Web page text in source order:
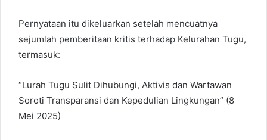
Pernyataan itu dikeluarkan setelah mencuatnya
sejumlah pemberitaan kritis terhadap Kelurahan Tugu,
termasuk:
“Lurah Tugu Sulit Dihubungi, Aktivis dan Wartawan
Soroti Transparansi dan Kepedulian Lingkungan” (8
Mei 2025)